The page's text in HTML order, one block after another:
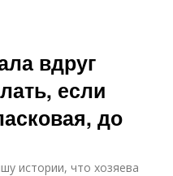
вдруг
если
до
истории, что хозяева